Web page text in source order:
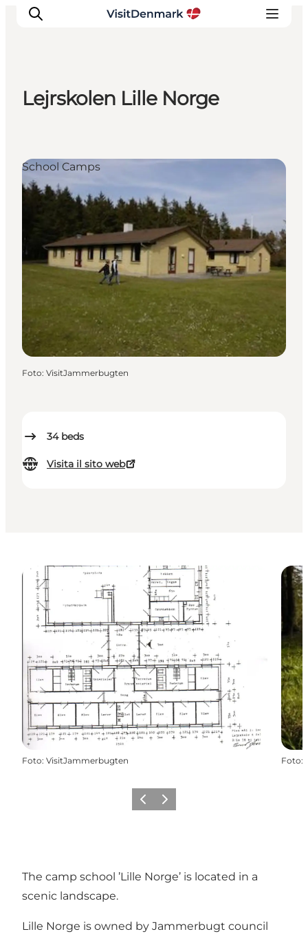
Cosa fare
Dove dormire
Pianifica il viaggio
Lejrskolen Lille Norge
34 beds
Visita il sito web
School Camps
Foto: VisitJammerbugten
Foto: VisitJammerbugten Foto:
Precedente
Avanti
The camp school ’Lille Norge’ is located in a
scenic landscape.
Lille Norge is owned by Jammerbugt council